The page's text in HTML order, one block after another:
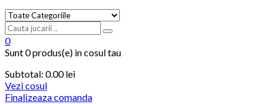
0
Sunt0 produs(e) in cosul tau
Subtotal: 0.00lei
Vezi cosul
Finalizeaza comanda